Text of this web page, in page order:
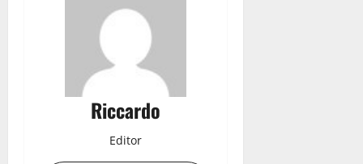
Riccardo
Editor